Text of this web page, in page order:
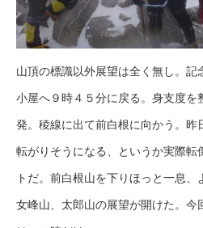
山頂の標識以外展望は全く無し。
小屋へ９時４５分に戻る。身支度を
発。稜線に出て前白根に向かう。昨
転がりそうになる、というか実際転
トだ。前白根山を下りほっと一息、
女峰山、太郎山の展望が開けた。今